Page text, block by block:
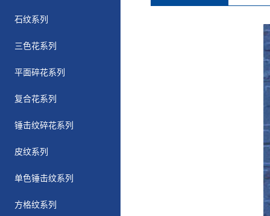
石纹系列
三色花系列
平面碎花系列
复合花系列
锤击纹碎花系列
皮纹系列
单色锤击纹系列
方格纹系列